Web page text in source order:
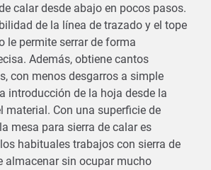
calar desde abajo en pocos pasos.
de la línea de trazado y el tope
le permite serrar de forma
Además, obtiene cantos
con menos desgarros a simple
introducción de la hoja desde la
material. Con una superficie de
mesa para sierra de calar es
habituales trabajos con sierra de
almacenar sin ocupar mucho